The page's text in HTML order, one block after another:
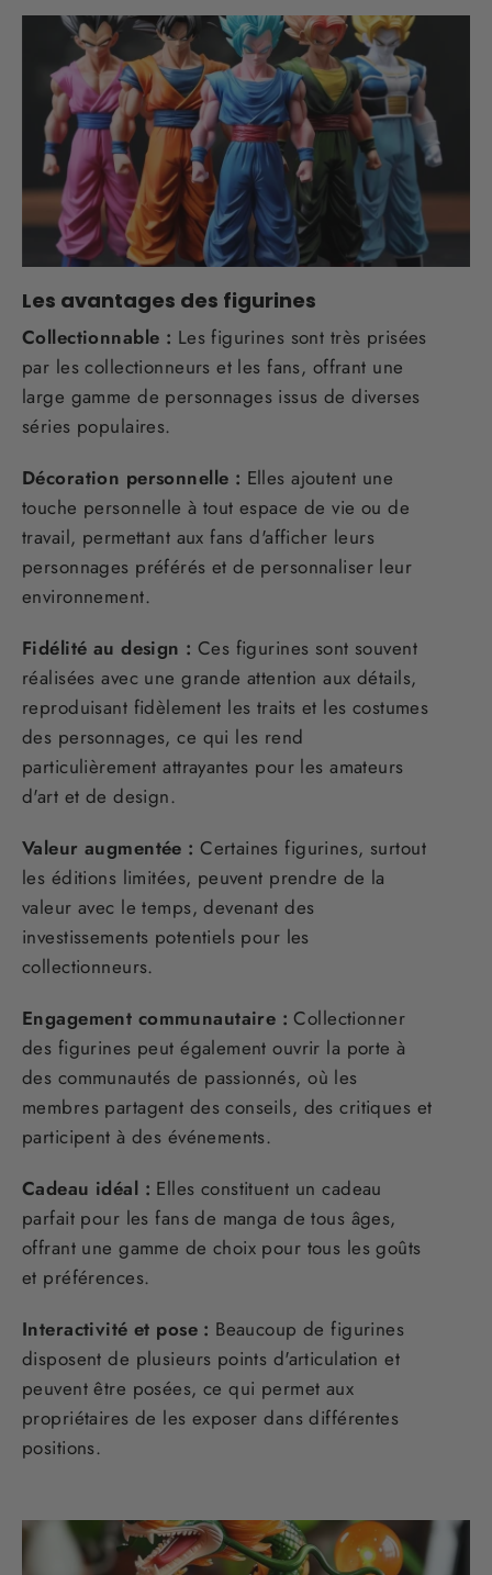
Les avantages des figurines
Collectionnable : Les figurines sont très prisées
par les collectionneurs et les fans, offrant une
large gamme de personnages issus de diverses
séries populaires.
Décoration personnelle : Elles ajoutent une
touche personnelle à tout espace de vie ou de
travail, permettant aux fans d'afficher leurs
personnages préférés et de personnaliser leur
environnement.
Fidélité au design : Ces figurines sont souvent
réalisées avec une grande attention aux détails,
reproduisant fidèlement les traits et les costumes
des personnages, ce qui les rend
particulièrement attrayantes pour les amateurs
d'art et de design.
Valeur augmentée : Certaines figurines, surtout
les éditions limitées, peuvent prendre de la
valeur avec le temps, devenant des
investissements potentiels pour les
collectionneurs.
Engagement communautaire : Collectionner
des figurines peut également ouvrir la porte à
des communautés de passionnés, où les
membres partagent des conseils, des critiques et
participent à des événements.
Cadeau idéal : Elles constituent un cadeau
parfait pour les fans de manga de tous âges,
offrant une gamme de choix pour tous les goûts
et préférences.
Interactivité et pose : Beaucoup de figurines
disposent de plusieurs points d'articulation et
peuvent être posées, ce qui permet aux
propriétaires de les exposer dans différentes
positions.